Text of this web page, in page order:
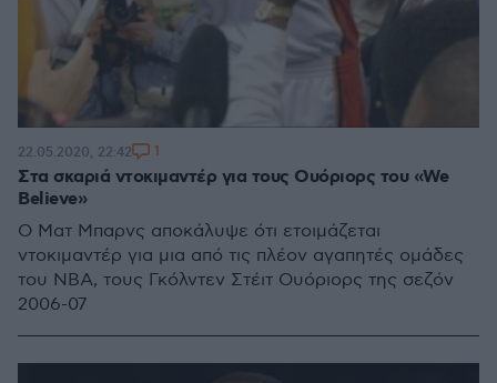
Στα σκαριά ντοκιμαντέρ για τους Ουόριορς του «We
Believe»
Ο Ματ Μπαρνς αποκάλυψε ότι ετοιμάζεται
ντοκιμαντέρ για μια από τις πλέον αγαπητές ομάδες
του ΝΒΑ, τους Γκόλντεν Στέιτ Ουόριορς της σεζόν
2006-07
22.05.2020, 22:42 1